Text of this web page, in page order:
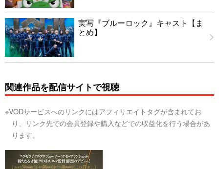
実写『ブルーロック』キャスト【ま
とめ】
関連作品を配信サイトで視聴
※VODサービスへのリンクにはアフィリエイトタグが含まれてお
り、リンク先での会員登録や購入などでの収益化を行う場合があ
ります。